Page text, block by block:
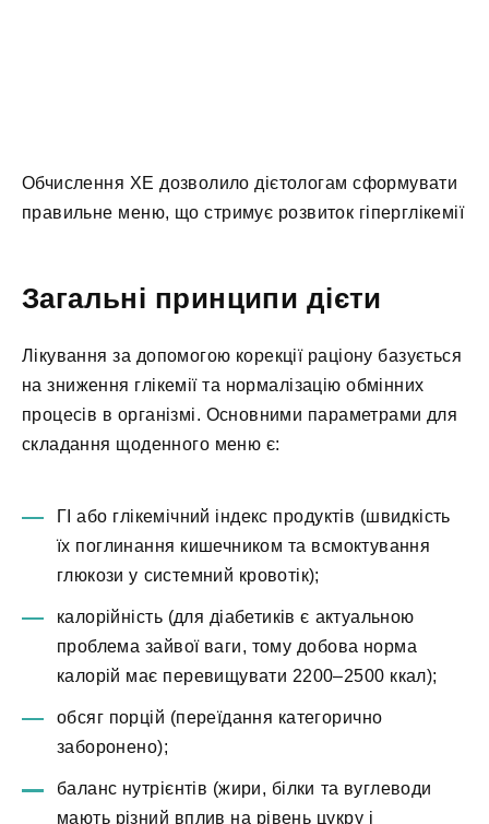
Обчислення ХЕ дозволило дієтологам сформувати
правильне меню, що стримує розвиток гіперглікемії
Загальні принципи дієти
Лікування за допомогою корекції раціону базується
на зниження глікемії та нормалізацію обмінних
процесів в організмі. Основними параметрами для
складання щоденного меню є:
ГІ або глікемічний індекс продуктів (швидкість
їх поглинання кишечником та всмоктування
глюкози у системний кровотік);
калорійність (для діабетиків є актуальною
проблема зайвої ваги, тому добова норма
калорій має перевищувати 2200–2500 ккал);
обсяг порцій (переїдання категорично
заборонено);
баланс нутрієнтів (жири, білки та вуглеводи
мають різний вплив на рівень цукру і